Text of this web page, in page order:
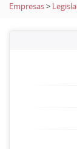
Empresas>